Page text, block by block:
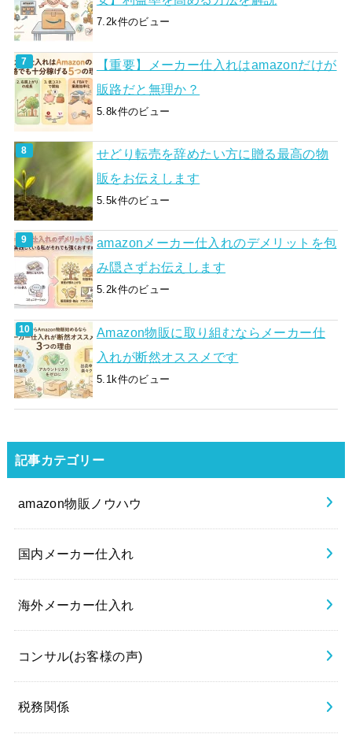
7.2k件のビュー
【重要】メーカー仕入れはamazonだけが
販路だと無理か？
5.8k件のビュー
せどり転売を辞めたい方に贈る最高の物
販をお伝えします
5.5k件のビュー
amazonメーカー仕入れのデメリットを包
み隠さずお伝えします
5.2k件のビュー
Amazon物販に取り組むならメーカー仕
入れが断然オススメです
5.1k件のビュー
記事カテゴリー
amazon物販ノウハウ
国内メーカー仕入れ
海外メーカー仕入れ
コンサル(お客様の声)
税務関係